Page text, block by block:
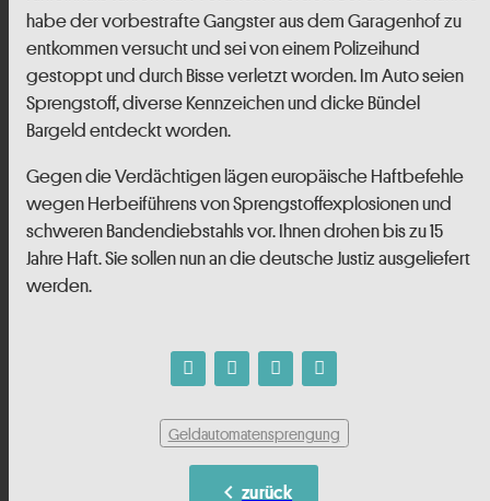
habe der vorbestrafte Gangster aus dem Garagenhof zu
entkommen versucht und sei von einem Polizeihund
gestoppt und durch Bisse verletzt worden. Im Auto seien
Sprengstoff, diverse Kennzeichen und dicke Bündel
Bargeld entdeckt worden.
Gegen die Verdächtigen lägen europäische Haftbefehle
wegen Herbeiführens von Sprengstoffexplosionen und
schweren Bandendiebstahls vor. Ihnen drohen bis zu 15
Jahre Haft. Sie sollen nun an die deutsche Justiz ausgeliefert
werden.
Geldautomatensprengung
chevron_left zurück